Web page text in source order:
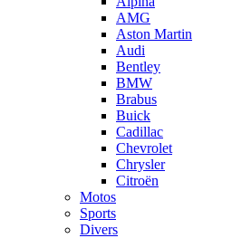
AMG
Aston Martin
Audi
Bentley
BMW
Brabus
Buick
Cadillac
Chevrolet
Chrysler
Citroën
Motos
Sports
Divers